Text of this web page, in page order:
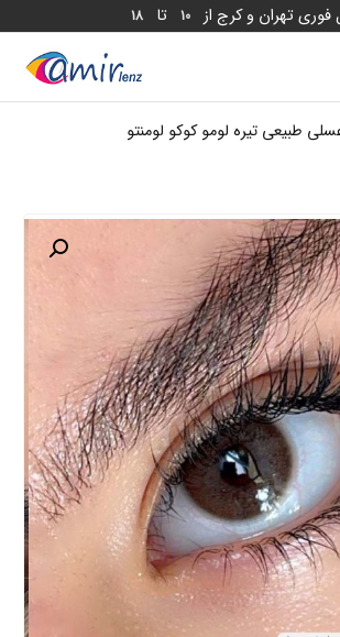
فوری تهران و کرج از 10 تا 18
طبیعی تیره لومو کوکو لومنتو